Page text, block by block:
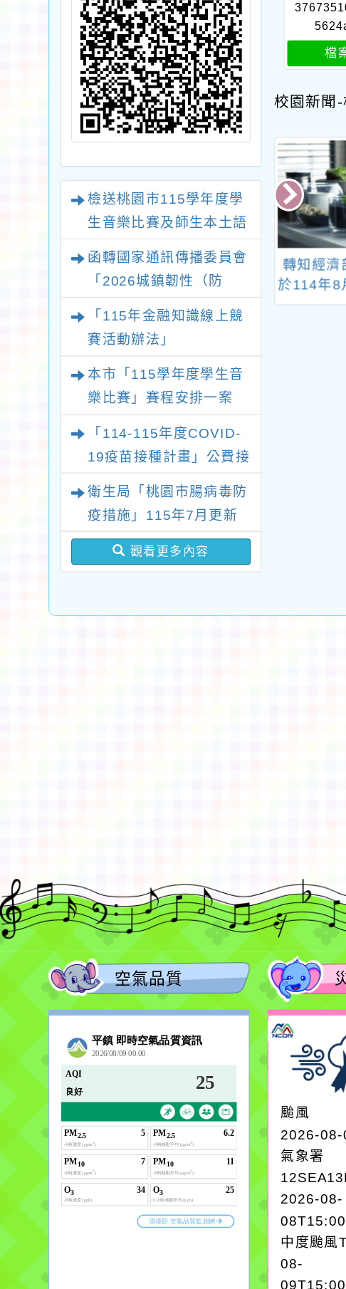
檢送桃園市115學年度學
生音樂比賽及師生本土語
函轉國家通訊傳播委員會
「2026城鎮韌性（防
演練執行計畫」
「115年金融知識線上競
賽活動辦法」
本市「115學年度學生音
樂比賽」賽程安排一案
「114-115年度COVID-
19疫苗接種計畫」公費接
衛生局「桃園市腸病毒防
疫措施」115年7月更新
版問答集及修正對照表各
1份
觀看更多內容
檔
校園新聞
市政府「新北
際青年氣候行
轉知交通部觀光署訂
於114年4月1日至6月
2日辦理「2025世界
自行車日-臺灣騎時很
美麗」公共自行車響
應活動
轉知經濟
於114年8
空氣品質
颱風
2026-
氣象署
2026-08-
中度颱風
08-